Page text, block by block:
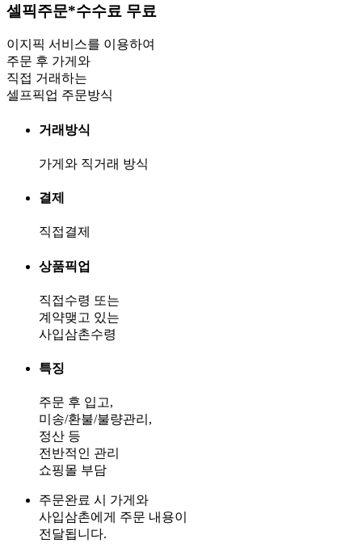
셀픽주문*수수료 무료
이지픽 서비스를 이용하여
주문 후 가게와
직접 거래하는
셀프픽업 주문방식
거래방식
가게와 직거래 방식
결제
직접결제
상품픽업
직접수령 또는
계약맺고 있는
사입삼촌수령
특징
주문 후 입고,
미송/환불/불량관리,
정산 등
전반적인 관리
쇼핑몰 부담
주문완료 시 가게와
사입삼촌에게 주문 내용이
전달됩니다.